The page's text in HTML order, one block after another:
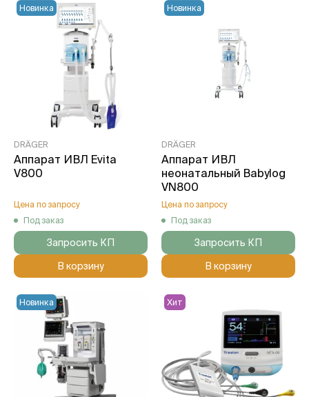
DRÄGER
Аппарат ИВЛ Evita
V800
Цена по запросу
Под заказ
Новинка
Запросить КП
В корзину
DRÄGER
Аппарат ИВЛ
неонатальный Babylog
VN800
Цена по запросу
Под заказ
Новинка
Запросить КП
В корзину
Новинка Хит